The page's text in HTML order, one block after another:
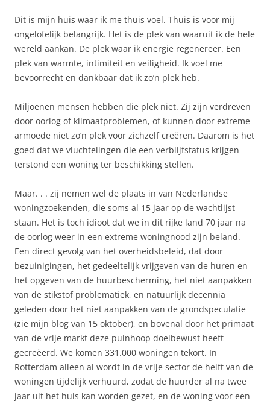
Dit is mijn huis waar ik me thuis voel. Thuis is voor mij
ongelofelijk belangrijk. Het is de plek van waaruit ik de hele
wereld aankan. De plek waar ik energie regenereer. Een
plek van warmte, intimiteit en veiligheid. Ik voel me
bevoorrecht en dankbaar dat ik zo’n plek heb.
Miljoenen mensen hebben die plek niet. Zij zijn verdreven
door oorlog of klimaatproblemen, of kunnen door extreme
armoede niet zo’n plek voor zichzelf creëren. Daarom is het
goed dat we vluchtelingen die een verblijfstatus krijgen
terstond een woning ter beschikking stellen.
Maar. . . zij nemen wel de plaats in van Nederlandse
woningzoekenden, die soms al 15 jaar op de wachtlijst
staan. Het is toch idioot dat we in dit rijke land 70 jaar na
de oorlog weer in een extreme woningnood zijn beland.
Een direct gevolg van het overheidsbeleid, dat door
bezuinigingen, het gedeeltelijk vrijgeven van de huren en
het opgeven van de huurbescherming, het niet aanpakken
van de stikstof problematiek, en natuurlijk decennia
geleden door het niet aanpakken van de grondspeculatie
(zie mijn blog van 15 oktober), en bovenal door het primaat
van de vrije markt deze puinhoop doelbewust heeft
gecreëerd. We komen 331.000 woningen tekort. In
Rotterdam alleen al wordt in de vrije sector de helft van de
woningen tijdelijk verhuurd, zodat de huurder al na twee
jaar uit het huis kan worden gezet, en de woning voor een